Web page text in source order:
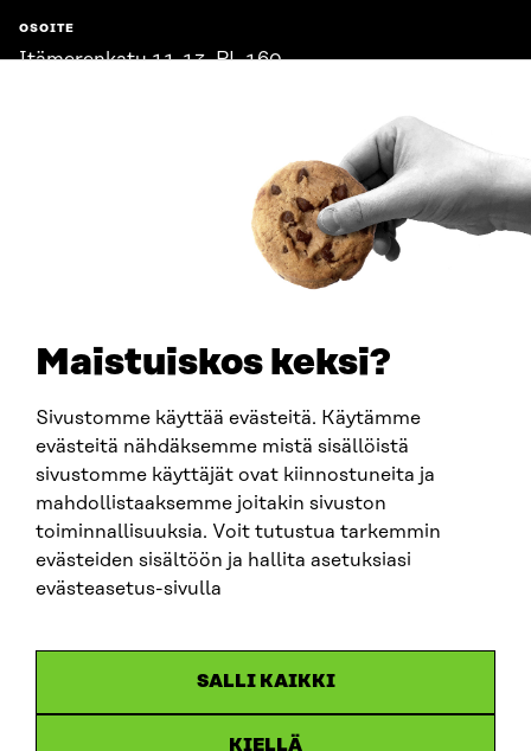
Maistuiskos keksi?
Sivustomme käyttää evästeitä. Käytämme
evästeitä nähdäksemme mistä sisällöistä
sivustomme käyttäjät ovat kiinnostuneita ja
mahdollistaaksemme joitakin sivuston
toiminnallisuuksia. Voit tutustua tarkemmin
evästeiden sisältöön ja hallita asetuksiasi
evästeasetus-sivulla
SALLI KAIKKI
KIELLÄ
OSOITE
Itämerenkatu 11-13, PL 160,
SITRA SOSIAALISESSA MEDIASSA
LinkedIn
Instagram
YouTube